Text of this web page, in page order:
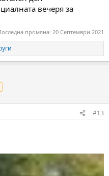
вечеря за
промяна: 20 Септември 2021
#13